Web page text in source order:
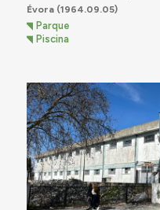
Évora(1964.09.05)
Parque
Piscina